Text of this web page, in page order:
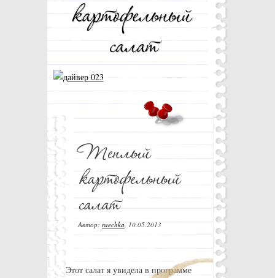
Автор:raechka,10.05.2013
Этот салат я увидела в программе